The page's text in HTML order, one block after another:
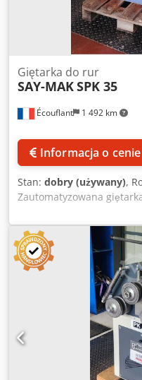
Écouflant 1 492 km
Giętarka do rur
SAY-MAKSPK 35
Informacja o cenie
Stan: dobry (używany),
Zautomatyzowana
2019 – 0,75 kW *Opis:*
giętarka rolkowa marki
*Specyfikacja:* - *Rok
290367 - *Silnik*: 1,5 kW
*Waga*: 400 kg -
okrągłych/
Cedpozr Rcwjfx Ahlerf -
przycisk zatrzymania
urządzenie z 2019 roku
ślusarskich, produkcji
obróbki blach. Solidna
marka. Rolki w zestawie.